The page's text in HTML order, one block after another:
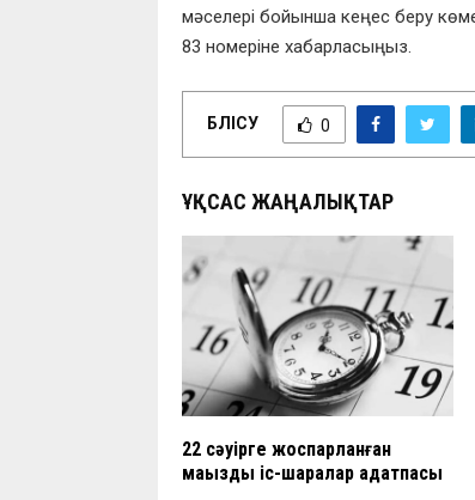
мәселері бойынша кеңес беру
83 номеріне хабарласыңыз.
БӨЛІСУ 0
ҰҚСАС ЖАҢАЛЫҚТАР
22 сәуірге жоспарланған
маңызды іс-шаралар аңдатпасы